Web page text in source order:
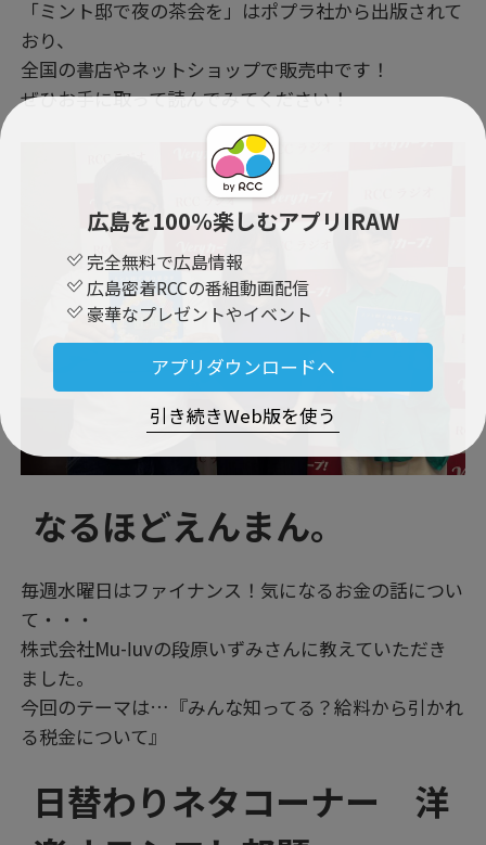
広島を100％楽しむアプリIRAW
完全無料で広島情報
広島密着RCCの番組動画配信
豪華なプレゼントやイベント
アプリダウンロードへ
引き続きWeb版を使う
「ミント邸で夜の茶会を」はポプラ社から出版されて
おり、
全国の書店やネットショップで販売中です！
ぜひお手に取って読んでみてください！
なるほどえんまん。
毎週水曜日はファイナンス！気になるお金の話につい
て・・・
株式会社Mu-ⅼuvの段原いずみさんに教えていただき
ました。
今回のテーマは…『みんな知ってる？給料から引かれ
る税金について』
日替わりネタコーナー 洋